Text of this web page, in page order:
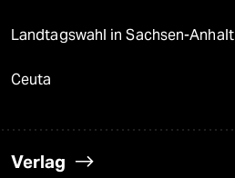
Landtagswahl in Sachsen-Anhalt
Ceuta
Verlag